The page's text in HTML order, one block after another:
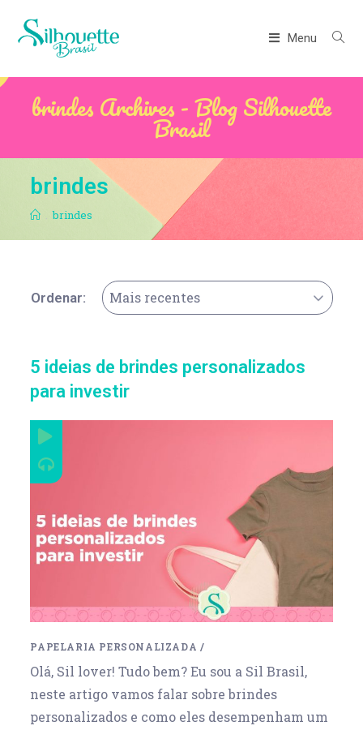
Menu
brindes Archives - Blog Silhouette
Brasil
brindes
. brindes
Ordenar: Mais recentes
5 ideias de brindes personalizados
para investir
PAPELARIA PERSONALIZADA /
Olá, Sil lover! Tudo bem? Eu sou a Sil Brasil,
neste artigo vamos falar sobre brindes
personalizados e como eles desempenham um